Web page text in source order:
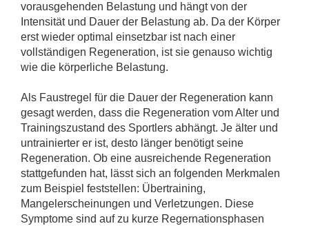
vorausgehenden Belastung und hängt von der
Intensität und Dauer der Belastung ab. Da der Körper
erst wieder optimal einsetzbar ist nach einer
vollständigen Regeneration, ist sie genauso wichtig
wie die körperliche Belastung.
Als Faustregel für die Dauer der Regeneration kann
gesagt werden, dass die Regeneration vom Alter und
Trainingszustand des Sportlers abhängt. Je älter und
untrainierter er ist, desto länger benötigt seine
Regeneration. Ob eine ausreichende Regeneration
stattgefunden hat, lässt sich an folgenden Merkmalen
zum Beispiel feststellen: Übertraining,
Mangelerscheinungen und Verletzungen. Diese
Symptome sind auf zu kurze Regernationsphasen